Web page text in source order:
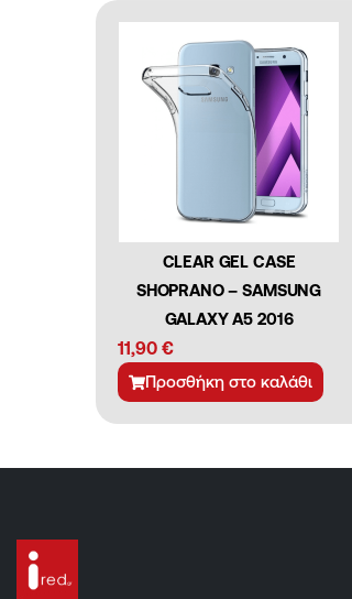
CLEAR GEL CASE
SHOPRANO – SAMSUNG
GALAXY A5 2016
11,90 €
Προσθήκη στο καλάθι